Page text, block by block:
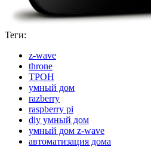
Теги:
z-wave
throne
ТРОН
умный дом
razberry
raspberry pi
diy умный дом
умный дом z-wave
автоматизация дома